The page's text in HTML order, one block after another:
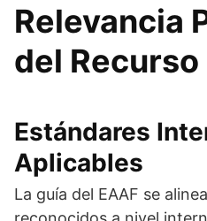
Relevancia
del Recurso
Estándares
Aplicables
La guía del EAAF se